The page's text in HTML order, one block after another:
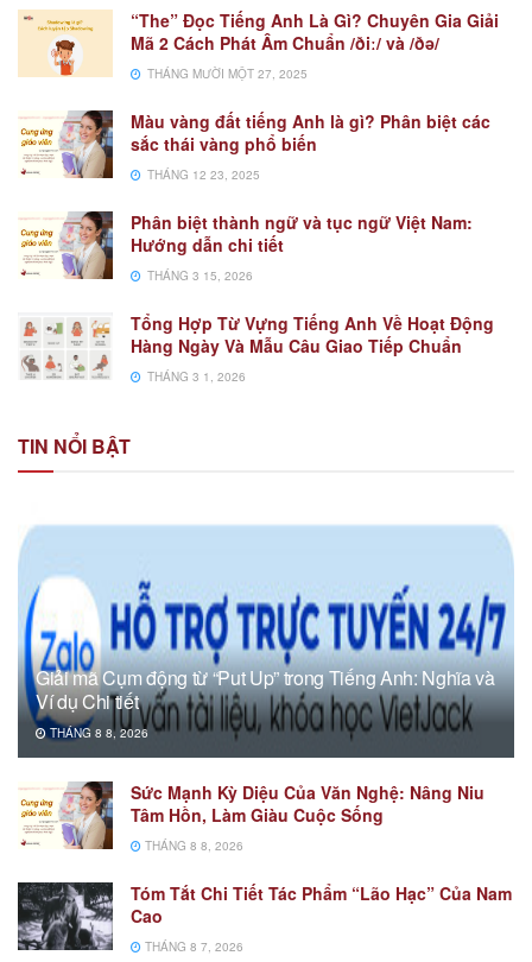
“The” Đọc Tiếng Anh Là Gì? Chuyên Gia Giải
Mã 2 Cách Phát Âm Chuẩn /ðiː/ và /ðə/
THÁNG MƯỜI MỘT 27, 2025
Màu vàng đất tiếng Anh là gì? Phân biệt các
sắc thái vàng phổ biến
THÁNG 12 23, 2025
Phân biệt thành ngữ và tục ngữ Việt Nam:
Hướng dẫn chi tiết
THÁNG 3 15, 2026
Tổng Hợp Từ Vựng Tiếng Anh Về Hoạt Động
Hàng Ngày Và Mẫu Câu Giao Tiếp Chuẩn
THÁNG 3 1, 2026
TIN NỔI BẬT
Giải mã Cụm động từ “Put Up” trong Tiếng Anh: Nghĩa và
Ví dụ Chi tiết
THÁNG 8 8, 2026
Sức Mạnh Kỳ Diệu Của Văn Nghệ: Nâng Niu
Tâm Hồn, Làm Giàu Cuộc Sống
THÁNG 8 8, 2026
Tóm Tắt Chi Tiết Tác Phẩm “Lão Hạc” Của Nam
Cao
THÁNG 8 7, 2026